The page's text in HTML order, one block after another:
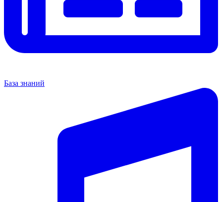
База знаний